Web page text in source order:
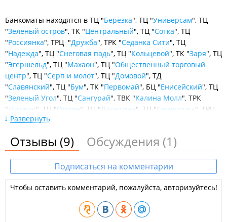
Банкоматы находятся в ТЦ "Берёзка", ТЦ "Универсам", ТЦ
"Зелёный остров", ТК "Центральный", ТЦ "Сотка", ТЦ
"Россиянка", ТРЦ "Дружба", ТРК "Седанка Сити", ТЦ
"Надежда", ТЦ "Снеговая падь", ТЦ "Кольцевой", ТК "Заря", ТЦ
"Эгершельд", ТЦ "Махаон", ТЦ "Общественный торговый
центр", ТЦ "Серп и молот", ТЦ "Домовой", ТД
"Славянский", ТЦ "Бум", ТК "Первомай", БЦ "Енисейский", ​ТЦ
"Зеленый Угол", ТЦ "Сангурай", ТВК "Калина Молл", ТРК
" Луговая", ТЦ "Орион", ТЦ " Ладыгина", ТЦ "Семерочка", ТРЦ
" Арена", ТРЦ "
ТК "3-я рабочая", ТЦ " На Бульваре", МФК "Бурный
"Море", ТЦ "Первореченский
", ТЦ "Багратион", ТЦ "Artlux", ТЦ "Фортуна
Формат", ТЦ "Велес".
Офисы банка.
Развернуть
Отзывы (9) Обсуждения (1)
Подписаться на комментарии
Чтобы оставить комментарий, пожалуйста, авторизуйтесь!